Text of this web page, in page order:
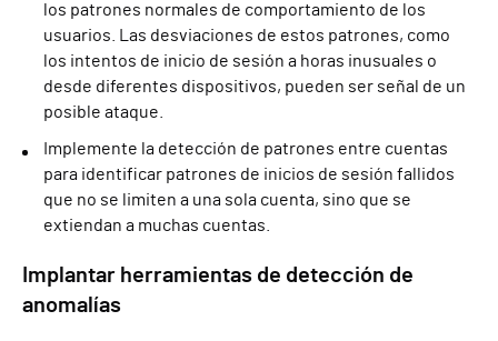
los patrones normales de comportamiento de los
usuarios. Las desviaciones de estos patrones, como
los intentos de inicio de sesión a horas inusuales o
desde diferentes dispositivos, pueden ser señal de un
posible ataque.
Implemente la detección de patrones entre cuentas
para identificar patrones de inicios de sesión fallidos
que no se limiten a una sola cuenta, sino que se
extiendan a muchas cuentas.
Implantar herramientas de detección de
anomalías